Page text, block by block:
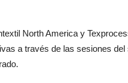
North America y
a través de las sesiones